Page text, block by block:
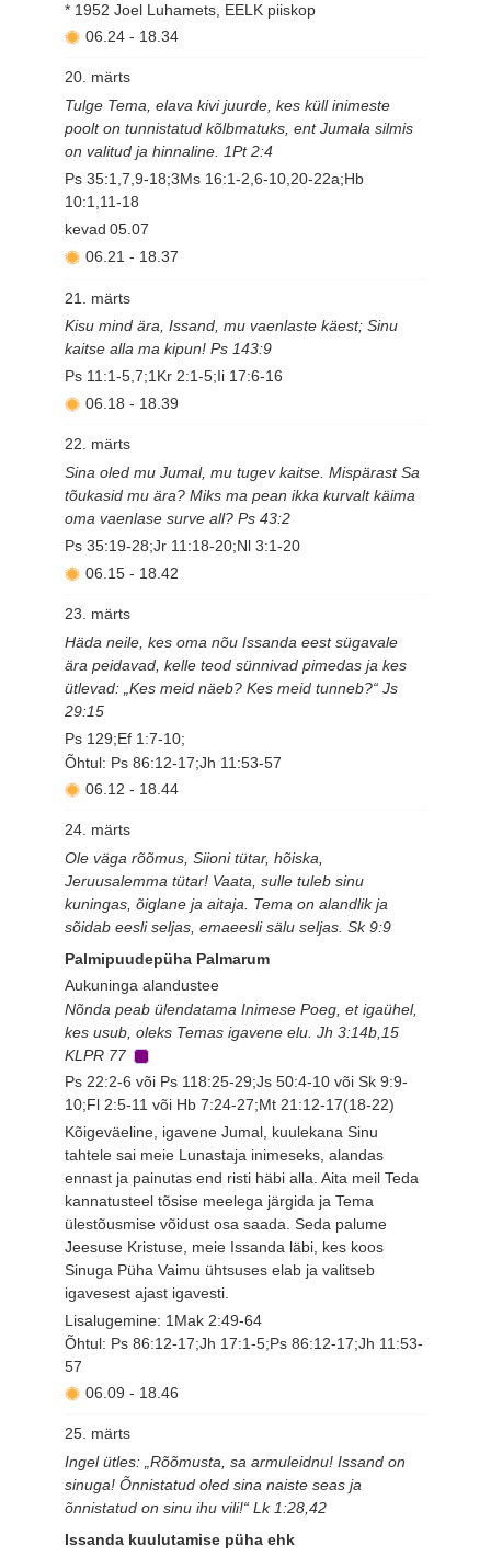
* 1952 Joel Luhamets, EELK piiskop
06.24 - 18.34
20. märts
Tulge Tema, elava kivi juurde, kes küll inimeste
poolt on tunnistatud kõlbmatuks, ent Jumala silmis
on valitud ja hinnaline. 1Pt 2:4
Ps 35:1,7,9-18;3Ms 16:1-2,6-10,20-22a;Hb
10:1,11-18
kevad 05.07
06.21 - 18.37
21. märts
Kisu mind ära, Issand, mu vaenlaste käest; Sinu
kaitse alla ma kipun! Ps 143:9
Ps 11:1-5,7;1Kr 2:1-5;Ii 17:6-16
06.18 - 18.39
22. märts
Sina oled mu Jumal, mu tugev kaitse. Mispärast Sa
tõukasid mu ära? Miks ma pean ikka kurvalt käima
oma vaenlase surve all? Ps 43:2
Ps 35:19-28;Jr 11:18-20;Nl 3:1-20
06.15 - 18.42
23. märts
Häda neile, kes oma nõu Issanda eest sügavale
ära peidavad, kelle teod sünnivad pimedas ja kes
ütlevad: „Kes meid näeb? Kes meid tunneb?“ Js
29:15
Ps 129;Ef 1:7-10;
Õhtul: Ps 86:12-17;Jh 11:53-57
06.12 - 18.44
24. märts
Ole väga rõõmus, Siioni tütar, hõiska,
Jeruusalemma tütar! Vaata, sulle tuleb sinu
kuningas, õiglane ja aitaja. Tema on alandlik ja
sõidab eesli seljas, emaeesli sälu seljas. Sk 9:9
Palmipuudepüha Palmarum
Aukuninga alandustee
Nõnda peab ülendatama Inimese Poeg, et igaühel,
kes usub, oleks Temas igavene elu. Jh 3:14b,15
KLPR 77
Ps 22:2-6 või Ps 118:25-29;Js 50:4-10 või Sk 9:9-
10;Fl 2:5-11 või Hb 7:24-27;Mt 21:12-17(18-22)
Kõigeväeline, igavene Jumal, kuulekana Sinu
tahtele sai meie Lunastaja inimeseks, alandas
ennast ja painutas end risti häbi alla. Aita meil Teda
kannatusteel tõsise meelega järgida ja Tema
ülestõusmise võidust osa saada. Seda palume
Jeesuse Kristuse, meie Issanda läbi, kes koos
Sinuga Püha Vaimu ühtsuses elab ja valitseb
igavesest ajast igavesti.
Lisalugemine: 1Mak 2:49-64
Õhtul: Ps 86:12-17;Jh 17:1-5;Ps 86:12-17;Jh 11:53-
57
06.09 - 18.46
25. märts
Ingel ütles: „Rõõmusta, sa armuleidnu! Issand on
sinuga! Õnnistatud oled sina naiste seas ja
õnnistatud on sinu ihu vili!“ Lk 1:28,42
Issanda kuulutamise püha ehk